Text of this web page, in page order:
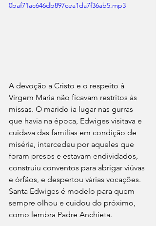
0baf71ac646db897cea1da7f36ab5.mp3
A devoção a Cristo e o respeito à
Virgem Maria não ficavam restritos às
missas. O marido ia lugar nas gurras
que havia na época, Edwiges visitava e
cuidava das famílias em condição de
miséria, intercedeu por aqueles que
foram presos e estavam endividados,
construiu conventos para abrigar viúvas
e órfãos, e despertou várias vocações.
Santa Edwiges é modelo para quem
sempre olhou e cuidou do próximo,
como lembra Padre Anchieta.